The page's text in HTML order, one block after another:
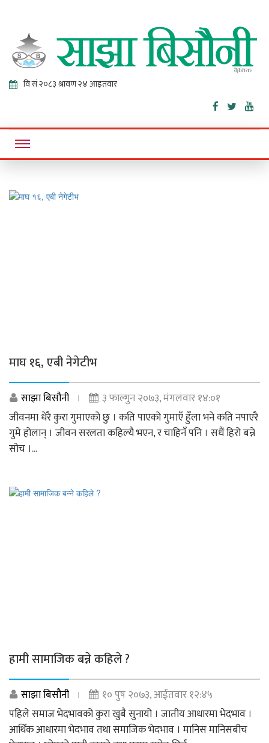
Sajha
Bisaunee
Online News Portal
माघ १६, एबी नेगेटीभ
साझा बिसौनी
३ फाल्गुन २०७३, मंगलवार १४:०१
जीवनमा धेरै कुरा गुमाएको छु । कति पाएको गुमाएँ हुँला भने कति नपाएरै
गुमे होलान् । जीवन सरलता कहिल्यै भएन, र चाहिनँ पनि । सधैं हिरो बन्ने
सोच ।...
हामी सामाजिक बन्ने कहिले ?
साझा बिसौनी
१० पुष २०७३, आईतवार १२:४५
पहिले समाज भेदभावको कुरा खुबै सुनायो । जातीय आधारमा भेदभाव ।
आर्थिक आधारमा भेदभाव तथा समाजिक भेदभाव । मानिस मानिसबीच